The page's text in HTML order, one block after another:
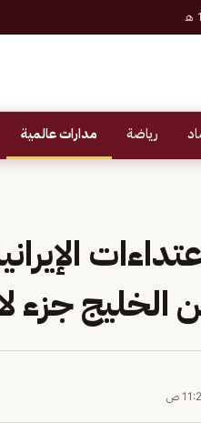
رياضة مدارات عالمية
الخليج جزء
ص